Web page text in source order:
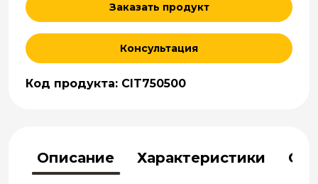
Заказать продукт
Консультация
Код продукта: CIT750500
Описание Характеристики